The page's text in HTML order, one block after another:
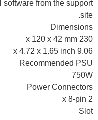
from the support
site.
Dimensions
230 x 120 x 42 mm
9.06 x 4.72 x 1.65 inch
Recommended PSU
750W
Power Connectors
2 x 8-pin
Slot